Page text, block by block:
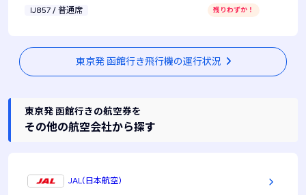
IJ857 / 普通席 残りわずか！
東京発 函館行き飛行機の運行状況
東京発 函館行きの航空券を
その他の航空会社から探す
JAL(日本航空)